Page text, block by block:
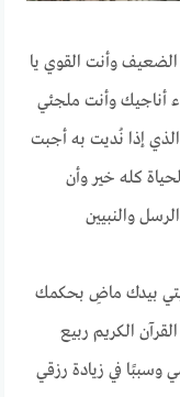
الضعيف وأنت القوي يا
أناجيك وأنت ملجئي
إذا نُديت به أجبت
كله خير وأن
والنبيين
بيدك ماضِ بحكمك
الكريم ربيع
في زيادة رزقي